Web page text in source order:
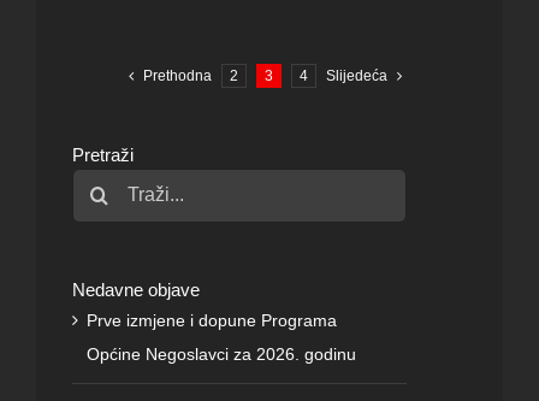
Prethodna 2 3 4 Slijedeća
Pretraži
Traži...
Nedavne objave
Prve izmjene i dopune Programa
Općine Negoslavci za 2026. godinu